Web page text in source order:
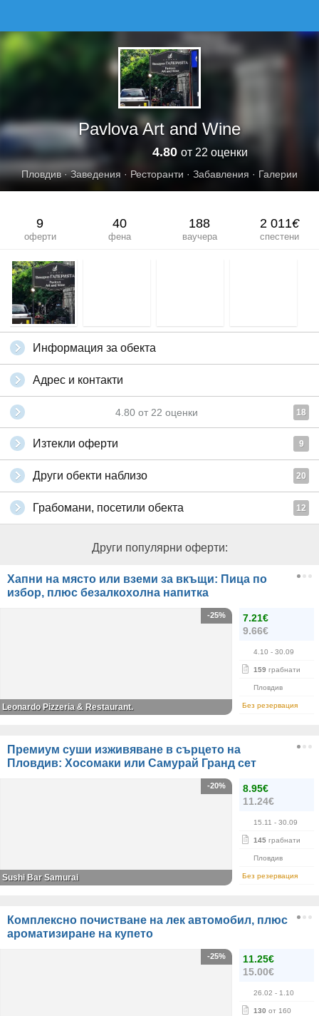
Pavlova Art and Wine
4.80 от 22 оценки
Пловдив·Заведения · Ресторанти · Забавления · Галерии
9
оферти
40
фена
188
ваучера
2 011€
спестени
Информация за обекта
Адрес и контакти
4.80 от 22 оценки 18
Изтекли оферти 9
Други обекти наблизо 20
Грабомани, посетили обекта 12
Други популярни оферти:
Хапни на място или вземи за вкъщи: Пица по
избор, плюс безалкохолна напитка
7.21€
9.66€
4.10 - 30.09
159 грабнати
Пловдив
Без резервация
-25%
Leonardo Pizzeria & Restaurant.
Премиум суши изживяване в сърцето на
Пловдив: Хосомаки или Самурай Гранд сет
8.95€
11.24€
15.11 - 30.09
145 грабнати
Пловдив
Без резервация
-20%
Sushi Bar Samurai
Комплексно почистване на лек автомобил, плюс
ароматизиране на купето
11.25€
15.00€
26.02 - 1.10
130 от 160
-25%